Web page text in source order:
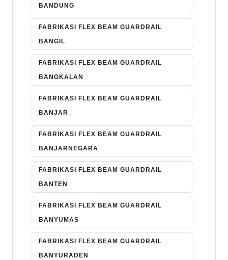
BANDUNG
FABRIKASI FLEX BEAM GUARDRAIL
BANGIL
FABRIKASI FLEX BEAM GUARDRAIL
BANGKALAN
FABRIKASI FLEX BEAM GUARDRAIL
BANJAR
FABRIKASI FLEX BEAM GUARDRAIL
BANJARNEGARA
FABRIKASI FLEX BEAM GUARDRAIL
BANTEN
FABRIKASI FLEX BEAM GUARDRAIL
BANYUMAS
FABRIKASI FLEX BEAM GUARDRAIL
BANYURADEN